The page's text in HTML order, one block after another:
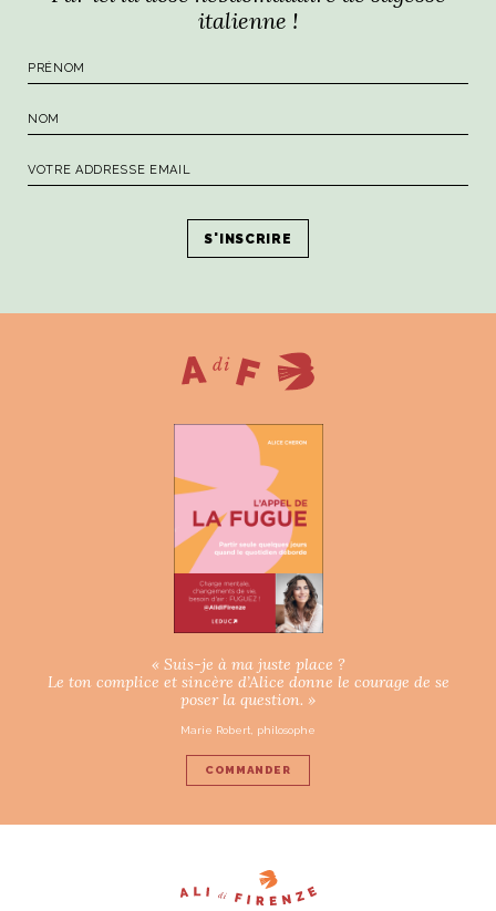
italienne !
« Suis-je à ma juste place ?
Le ton complice et sincère d’Alice donne le courage de se
poser la question. »
Marie Robert, philosophe
COMMANDER